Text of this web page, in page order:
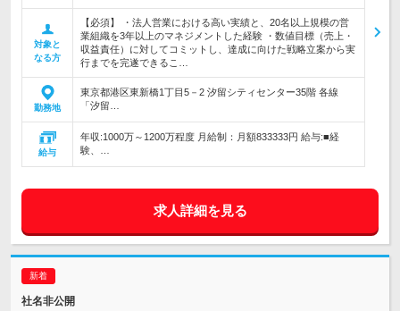
対象と
なる方
【必須】 ・法人営業における高い実績と、20名以上規模の営
業組織を3年以上のマネジメントした経験 ・数値目標（売上・
収益責任）に対してコミットし、達成に向けた戦略立案から実
行までを完遂できるこ…
勤務地
東京都港区東新橋1丁目5－2 汐留シティセンター35階 各線
「汐留…
給与
年収:1000万～1200万程度 月給制：月額833333円 給与:■経
験、…
求人詳細を見る
社名非公開